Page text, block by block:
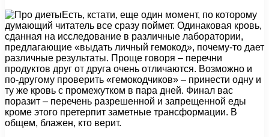
Есть, кстати, еще один момент, по которому
думающий читатель все сразу поймет. Одинаковая кровь,
сданная на исследование в различные лаборатории,
предлагающие «выдать личный гемокод», почему-то дает
различные результаты. Проще говоря – перечни
продуктов друг от друга очень отличаются. Возможно и
по-другому проверить «гемокодчиков» – принести одну и
ту же кровь с промежутком в пара дней. Финал вас
поразит – перечень разрешенной и запрещенной еды
кроме этого претерпит заметные трансформации. В
общем, блажен, кто верит.